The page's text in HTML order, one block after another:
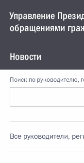
Управление
обращениями
Новости
Поиск по руководителю,
Все руководители,